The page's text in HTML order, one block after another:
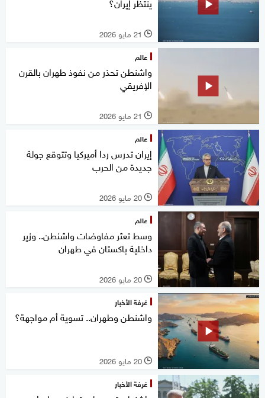
l 21 مايو 2026
عالم
واشنطن تحذر من نفوذ طهران بالقرن
الإفريقي
l 21 مايو 2026
عالم
إيران تدرس ردا أميركيا وتتوقع جولة
جديدة من الحرب
l 20 مايو 2026
عالم
وسط تعثر مفاوضات واشنطن.. وزير
داخلية باكستان في طهران
l 20 مايو 2026
غرفة الأخبار
واشنطن وطهران.. تسوية أم مواجهة؟
l 20 مايو 2026
غرفة الأخبار